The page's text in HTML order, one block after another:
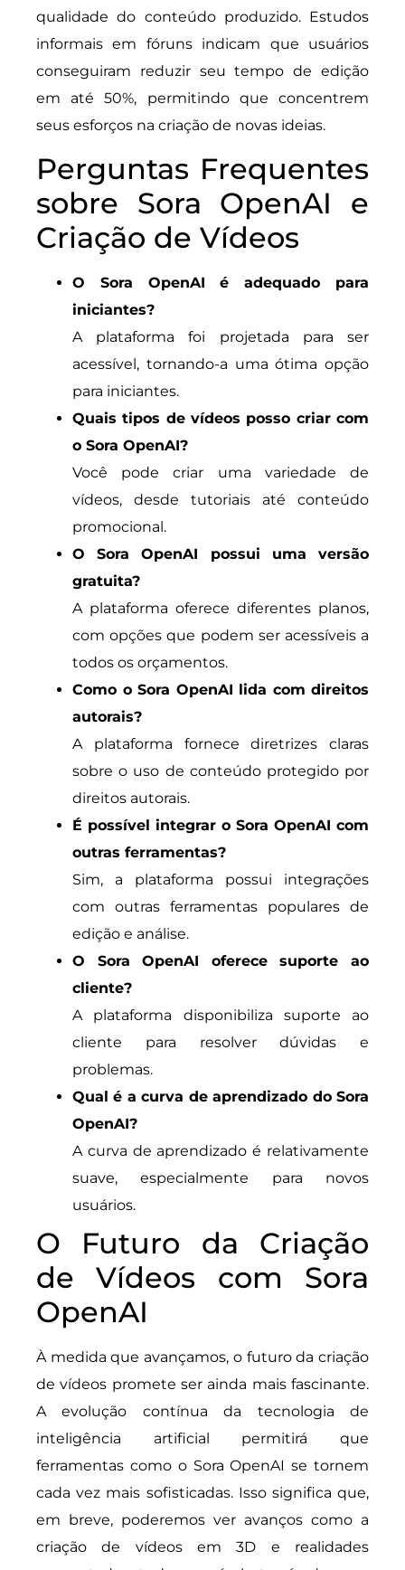
qualidade do conteúdo produzido. Estudos
informais em fóruns indicam que usuários
conseguiram reduzir seu tempo de edição
em até 50%, permitindo que concentrem
seus esforços na criação de novas ideias.
Perguntas Frequentes
sobre Sora OpenAI e
Criação de Vídeos
O Sora OpenAI é adequado para
iniciantes?
A plataforma foi projetada para ser
acessível, tornando-a uma ótima opção
para iniciantes.
Quais tipos de vídeos posso criar com
o Sora OpenAI?
Você pode criar uma variedade de
vídeos, desde tutoriais até conteúdo
promocional.
O Sora OpenAI possui uma versão
gratuita?
A plataforma oferece diferentes planos,
com opções que podem ser acessíveis a
todos os orçamentos.
Como o Sora OpenAI lida com direitos
autorais?
A plataforma fornece diretrizes claras
sobre o uso de conteúdo protegido por
direitos autorais.
É possível integrar o Sora OpenAI com
outras ferramentas?
Sim, a plataforma possui integrações
com outras ferramentas populares de
edição e análise.
O Sora OpenAI oferece suporte ao
cliente?
A plataforma disponibiliza suporte ao
cliente para resolver dúvidas e
problemas.
Qual é a curva de aprendizado do Sora
OpenAI?
A curva de aprendizado é relativamente
suave, especialmente para novos
usuários.
O Futuro da Criação
de Vídeos com Sora
OpenAI
À medida que avançamos, o futuro da criação
de vídeos promete ser ainda mais fascinante.
A evolução contínua da tecnologia de
inteligência artificial permitirá que
ferramentas como o Sora OpenAI se tornem
cada vez mais sofisticadas. Isso significa que,
em breve, poderemos ver avanços como a
criação de vídeos em 3D e realidades